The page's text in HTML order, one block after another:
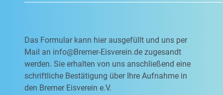
Das Formular kann hier ausgefüllt und uns per
Mail an info@Bremer-Eisverein.de zugesandt
werden. Sie erhalten von uns anschließend eine
schriftliche Bestätigung über Ihre Aufnahme in
den Bremer Eisverein e.V.